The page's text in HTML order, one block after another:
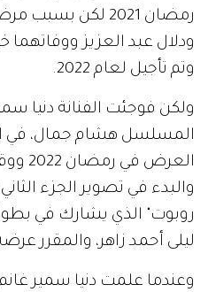
رمضان 2021 لكن
ودلال عبد العزيز
وتم تأجيل لعام 2022.
ولكن فوجئت الفنانة دنيا
المسلسل هشام جمال، في
والبدء في تصوير الجزء
روبوت" الذي يشارك في
ليلى أحمد زاهر، والمقرر
وعندما علمت دنيا سمير